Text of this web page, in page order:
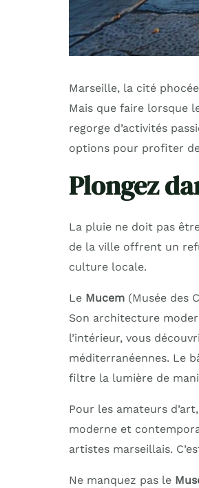
Marseille, la cité
Mais que faire lorsque
regorge d’activités
options pour profiter de
Plongez
La pluie ne doit pas
de la ville offrent un
culture locale.
Le Mucem(Musée des
Son architecture
l’intérieur, vous
méditerranéennes. Le
filtre la lumière de
Pour les amateurs
moderne et
artistes marseillais.
Ne manquez pas le